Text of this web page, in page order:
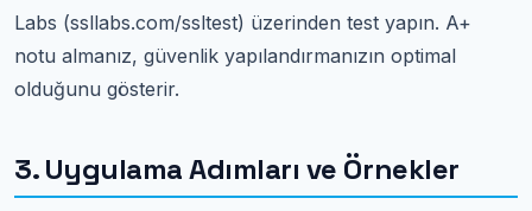
Labs (ssllabs.com/ssltest) üzerinden test yapın. A+
notu almanız, güvenlik yapılandırmanızın optimal
olduğunu gösterir.
3. Uygulama Adımları ve Örnekler